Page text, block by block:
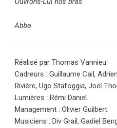
Abba
Réalisé par Thomas Vannieu.
Cadreurs : Guillaume Cail,
Rivière, Ugo Stafoggia, Joël
Lumières : Rémi Daniel.
Management : Olivier Guilbert.
Musiciens : Div Grail, Gadiel